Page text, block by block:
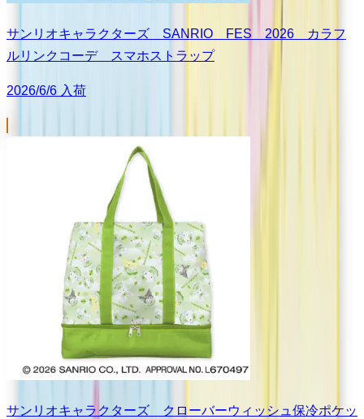
サンリオキャラクターズ SANRIO FES 2026 カラフ
ルリンクコーデ スマホストラップ
2026/6/6 入荷
サンリオキャラクターズ クローバーウィッシュ保冷ポケッ